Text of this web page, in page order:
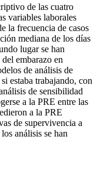
de las cuatro
variables laborales
la frecuencia de casos
mediana de los días
lugar se han
embarazo en
de análisis de
estaba trabajando, con
de sensibilidad
a la PRE entre las
a la PRE
de supervivencia a
los análisis se han